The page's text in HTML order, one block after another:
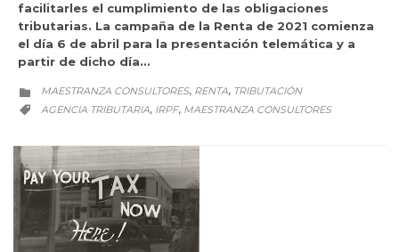
facilitarles el cumplimiento de las obligaciones
tributarias. La campaña de la Renta de 2021 comienza
el día 6 de abril para la presentación telemática y a
partir de dicho día…
 CATEGORY
MAESTRANZA CONSULTORES, RENTA, TRIBUTACIÓN
 CATEGORY
AGENCIA TRIBUTARIA, IRPF, MAESTRANZA CONSULTORES